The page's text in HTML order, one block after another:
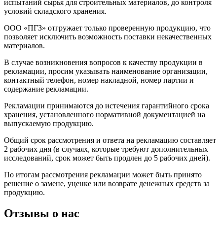
испытаний сырья для строительных материалов, до контроля
условий складского хранения.
ООО «ПГЗ» отгружает только проверенную продукцию, что
позволяет исключить возможность поставки некачественных
материалов.
В случае возникновения вопросов к качеству продукции в
рекламации, просим указывать наименование организации,
контактный телефон, номер накладной, номер партии и
содержание рекламации.
Рекламации принимаются до истечения гарантийного срока
хранения, установленного нормативной документацией на
выпускаемую продукцию.
Общий срок рассмотрения и ответа на рекламацию составляет
2 рабочих дня (в случаях, которые требуют дополнительных
исследований, срок может быть продлен до 5 рабочих дней).
По итогам рассмотрения рекламации может быть принято
решение о замене, уценке или возврате денежных средств за
продукцию.
Отзывы о нас